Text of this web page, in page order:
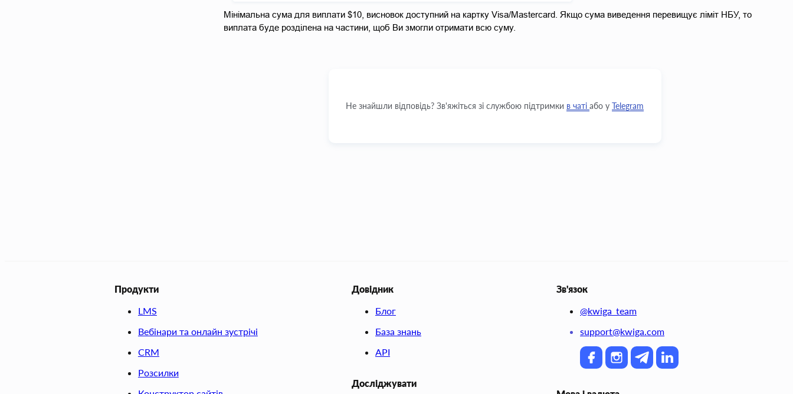
Мінімальна сума для виплати $10, висновок доступний на картку Visa/Mastercard. Якщо сума виведення перевищує ліміт НБУ, то
виплата буде розділена на частини, щоб Ви змогли отримати всю суму.
Не знайшли відповідь? Зв'яжіться зі службою підтримки в чаті або у Telegram
Продукти
LMS
Вебінари та онлайн зустрічі
CRM
Розсилки
Довідник
Блог
База знань
API
Досліджувати
Зв'язок
@kwiga_team
support@kwiga.com